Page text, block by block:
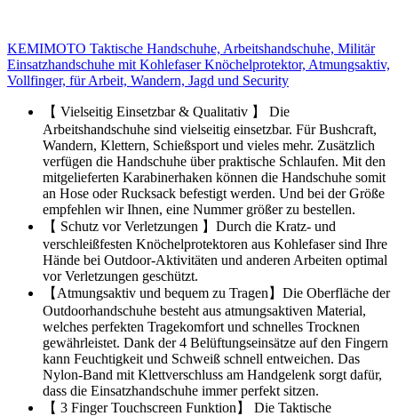
KEMIMOTO Taktische Handschuhe, Arbeitshandschuhe, Militär
Einsatzhandschuhe mit Kohlefaser Knöchelprotektor, Atmungsaktiv,
Vollfinger, für Arbeit, Wandern, Jagd und Security
【 Vielseitig Einsetzbar & Qualitativ 】 Die
Arbeitshandschuhe sind vielseitig einsetzbar. Für Bushcraft,
Wandern, Klettern, Schießsport und vieles mehr. Zusätzlich
verfügen die Handschuhe über praktische Schlaufen. Mit den
mitgelieferten Karabinerhaken können die Handschuhe somit
an Hose oder Rucksack befestigt werden. Und bei der Größe
empfehlen wir Ihnen, eine Nummer größer zu bestellen.
【 Schutz vor Verletzungen 】Durch die Kratz- und
verschleißfesten Knöchelprotektoren aus Kohlefaser sind Ihre
Hände bei Outdoor-Aktivitäten und anderen Arbeiten optimal
vor Verletzungen geschützt.
【Atmungsaktiv und bequem zu Tragen】Die Oberfläche der
Outdoorhandschuhe besteht aus atmungsaktiven Material,
welches perfekten Tragekomfort und schnelles Trocknen
gewährleistet. Dank der 4 Belüftungseinsätze auf den Fingern
kann Feuchtigkeit und Schweiß schnell entweichen. Das
Nylon-Band mit Klettverschluss am Handgelenk sorgt dafür,
dass die Einsatzhandschuhe immer perfekt sitzen.
【 3 Finger Touchscreen Funktion】 Die Taktische